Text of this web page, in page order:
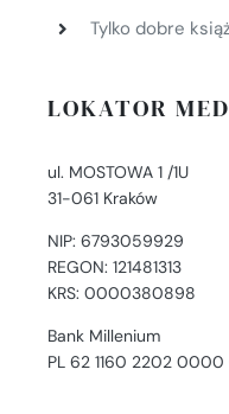
Tylko dobre
LOKATOR
ul. MOSTOWA 1 /1U
31-061 Kraków
NIP: 6793059929
REGON: 121481313
KRS: 0000380898
Bank Millenium
PL 62 1160 2202 0000